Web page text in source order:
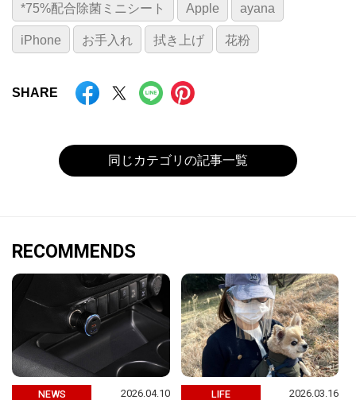
*75%配合除菌ミニシート Apple ayana
iPhone お手入れ 拭き上げ 花粉
SHARE
同じカテゴリの記事一覧
RECOMMENDS
NEWS 2026.04.10 LIFE 2026.03.16